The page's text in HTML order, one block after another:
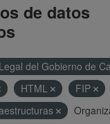
de datos
del Gobierno de
HTML FIP